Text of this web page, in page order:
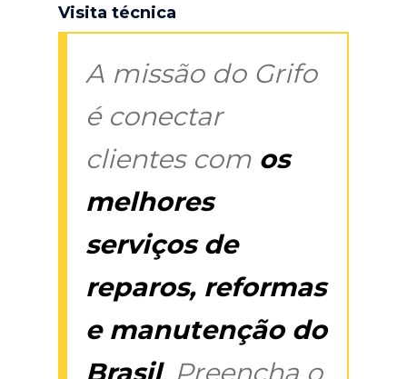
Visita técnica
A missão do Grifo
é conectar
clientes com os
melhores
serviços de
reparos, reformas
e manutenção do
Brasil. Preencha o